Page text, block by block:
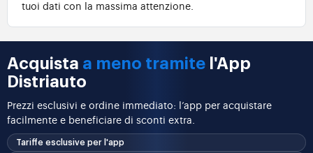
tuoi dati con la massima attenzione.
Acquista a meno tramite l'App
Distriauto
Prezzi esclusivi e ordine immediato: l’app per acquistare
facilmente e beneficiare di sconti extra.
Tariffe esclusive per l'app